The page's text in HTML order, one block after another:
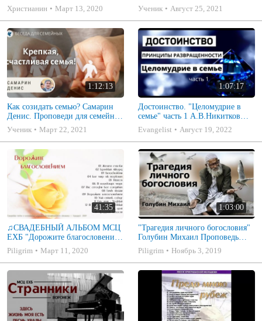
Христианин
Март 13, 2020
Ученик
Август 25, 2021
1:12:13
Как созидать семью? Самарин
Денис. Проповеди для семейных
МСЦ ЕХБ
Ученик Март 22, 2021
1:07:17
Достоинство. "Целомудрие в
семье" часть 1 А.В.Никитков
Беседа для семейных МСЦ ЕХБ
Evangelist Август 19, 2022
41:35
♫СВАДЕБНЫЙ АЛЬБОМ МСЦ
ЕХБ "Дорожите благословением
- Христианские песни.
Музыкальный диск. Псалмы
Piligrim Март 11, 2020
1:03:00
"Трагедия личного богословия"
Голубин Михаил Проповедь
2019
Piligrim Ноябрь 3, 2019